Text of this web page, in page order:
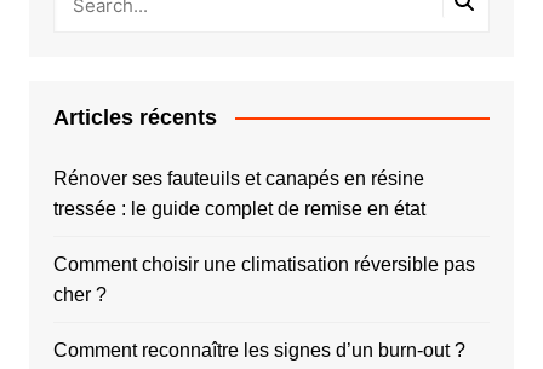
Articles récents
Rénover ses fauteuils et canapés en résine
tressée : le guide complet de remise en état
Comment choisir une climatisation réversible pas
cher ?
Comment reconnaître les signes d’un burn-out ?